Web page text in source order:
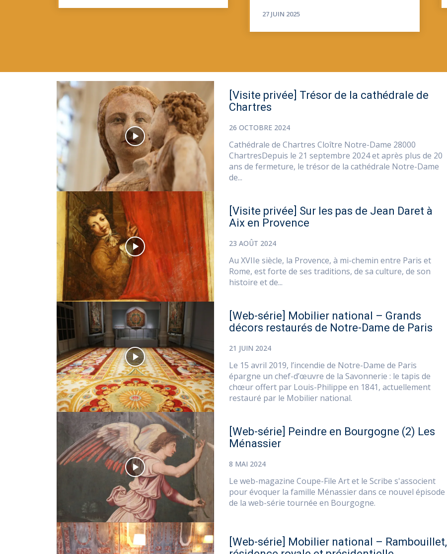
27 JUIN 2025
[Visite privée] Trésor de la cathédrale de
Chartres
26 OCTOBRE 2024
Cathédrale de Chartres Cloître Notre-Dame 28000
ChartresDepuis le 21 septembre 2024 et après plus de 20
ans de fermeture, le trésor de la cathédrale Notre-Dame
de...
[Visite privée] Sur les pas de Jean Daret à
Aix en Provence
23 AOÛT 2024
Au XVIIe siècle, la Provence, à mi-chemin entre Paris et
Rome, est forte de ses traditions, de sa culture, de son
histoire et de...
[Web-série] Mobilier national – Grands
décors restaurés de Notre-Dame de Paris
21 JUIN 2024
Le 15 avril 2019, l’incendie de Notre-Dame de Paris
épargne un chef-d’œuvre de la Savonnerie : le tapis de
chœur offert par Louis-Philippe en 1841, actuellement
restauré par le Mobilier national.
[Web-série] Peindre en Bourgogne (2) Les
Ménassier
8 MAI 2024
Le web-magazine Coupe-File Art et le Scribe s'associent
pour évoquer la famille Ménassier dans ce nouvel épisode
de la web-série tournée en Bourgogne.
[Web-série] Mobilier national – Rambouillet,